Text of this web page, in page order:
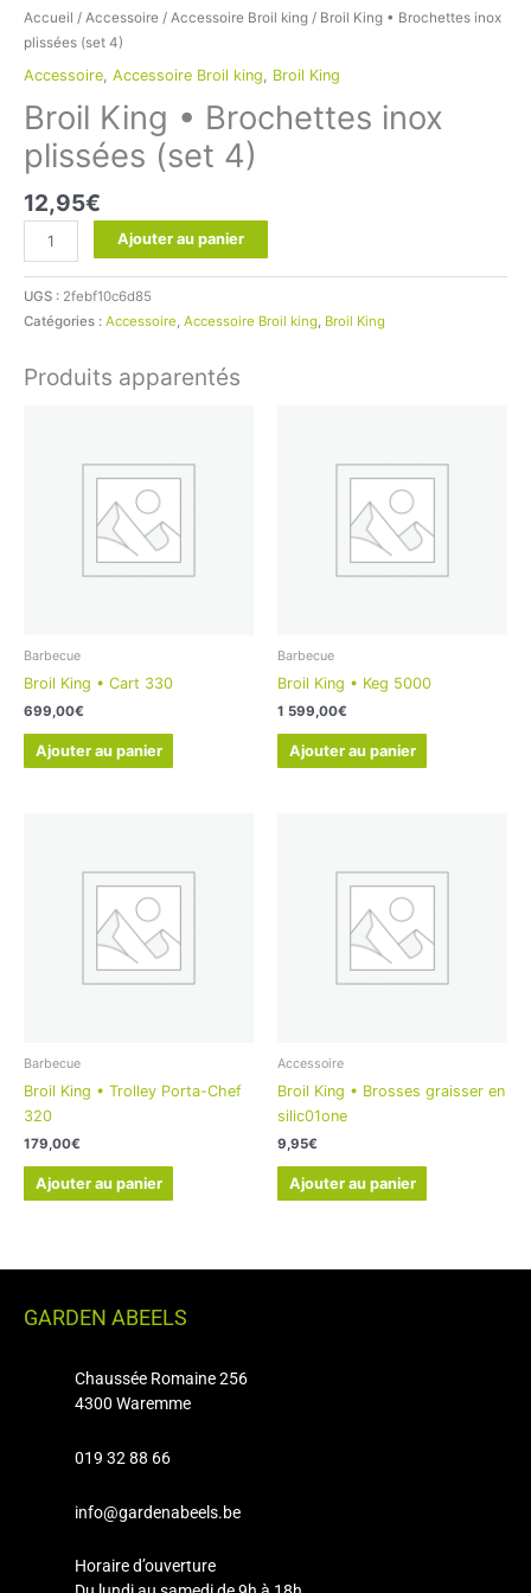
Accueil / Accessoire / Accessoire Broil king / Broil King • Brochettes inox
plissées (set 4)
Accessoire, Accessoire Broil king, Broil King
Broil King • Brochettes inox
plissées (set 4)
12,95€
Ajouter au panier
UGS : 2febf10c6d85
Catégories : Accessoire, Accessoire Broil king, Broil King
Produits apparentés
Barbecue
Broil King • Cart 330
699,00€
Ajouter au panier
Barbecue
Broil King • Keg 5000
1 599,00€
Ajouter au panier
Barbecue
Broil King • Trolley Porta-Chef
320
179,00€
Ajouter au panier
Accessoire
Broil King • Brosses graisser en
silic01one
9,95€
Ajouter au panier
GARDEN ABEELS
Chaussée Romaine 256
4300 Waremme
019 32 88 66
info@gardenabeels.be
Horaire d’ouverture